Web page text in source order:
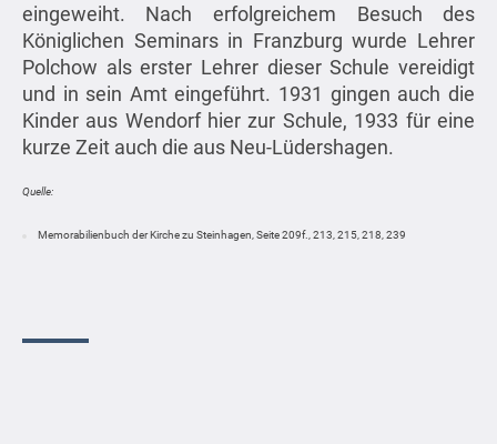
eingeweiht. Nach erfolgreichem Besuch des
Königlichen Seminars in Franzburg wurde Lehrer
Polchow als erster Lehrer dieser Schule vereidigt
und in sein Amt eingeführt. 1931 gingen auch die
Kinder aus Wendorf hier zur Schule, 1933 für eine
kurze Zeit auch die aus Neu-Lüdershagen.
Quelle:
Memorabilienbuch der Kirche zu Steinhagen, Seite 209f., 213, 215, 218, 239